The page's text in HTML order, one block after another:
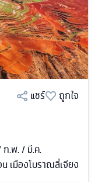
แชร์
ถูกใจ
ก.พ. / มี.ค.
น เมืองโบราณลี่เจียง